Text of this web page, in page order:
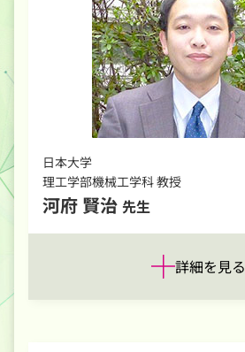
日本大学
理工学部機械工学科 教授
河府 賢治 先生
詳細を見る